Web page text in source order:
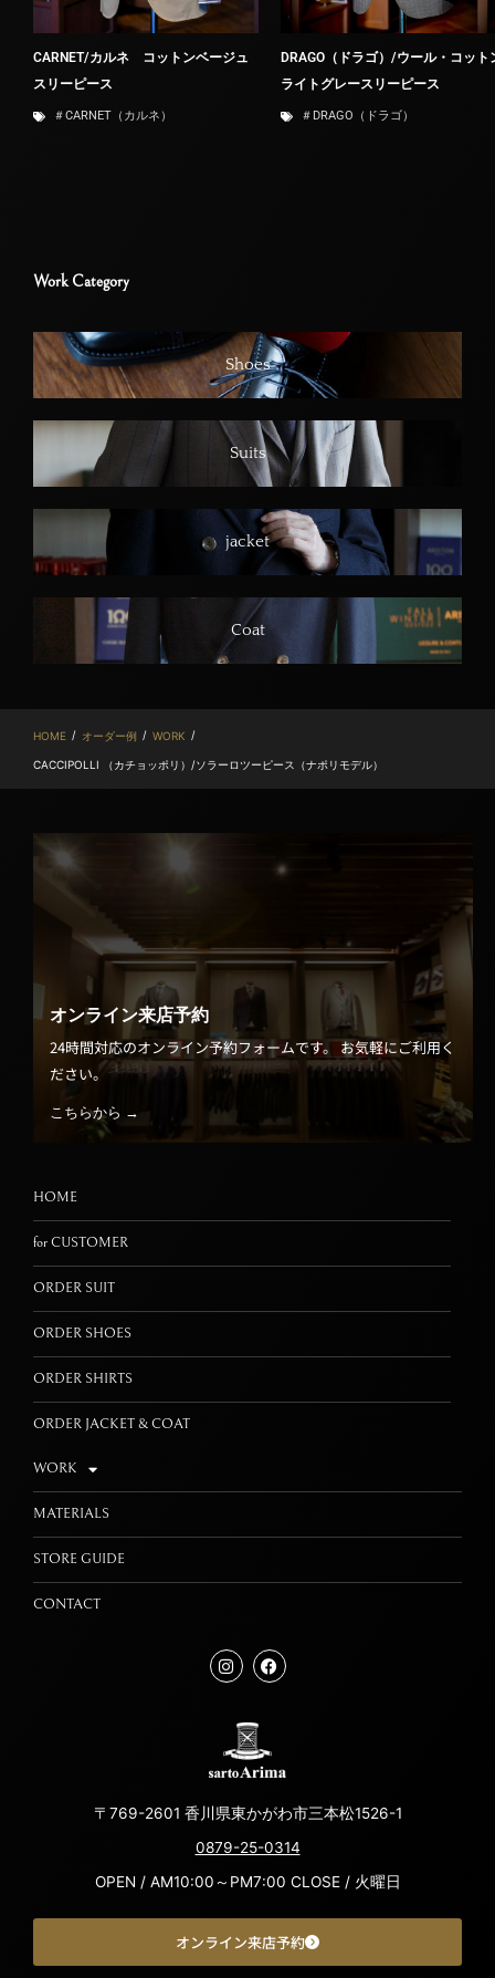
CARNET/カルネ コットンベージュ
スリーピース
＃CARNET（カルネ）
DRAGO（ドラゴ）/ウール・コット
ライトグレースリーピース
＃DRAGO（ドラゴ）
Work Category
Shoes
Suits
jacket
Coat
HOME / オーダー例 / WORK /
CACCIPOLLI （カチョッポリ）/ソラーロツーピース（ナポリモデル）
〒769-2601 香川県東かがわ市三本松1526-1
0879-25-0314
OPEN / AM10:00～PM7:00 CLOSE / 火曜日
オンライン来店予約
オンライン来店予約
24時間対応のオンライン予約フォームです。 お気軽にご利用く
ださい。
こちらから →
HOME
for CUSTOMER
ORDER SUIT
ORDER SHOES
ORDER SHIRTS
ORDER JACKET & COAT
WORK
MATERIALS
STORE GUIDE
CONTACT